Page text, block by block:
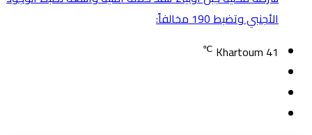
الأجنبي وتضبط 190 مخالفاً:
Khartoum 41
℃